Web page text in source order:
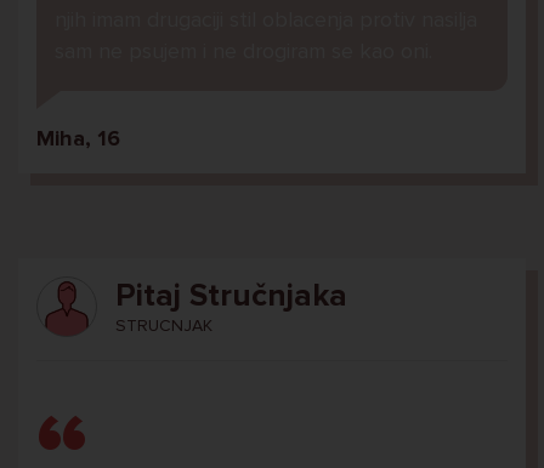
Miha, 16
Pitaj Stručnjaka
STRUCNJAK